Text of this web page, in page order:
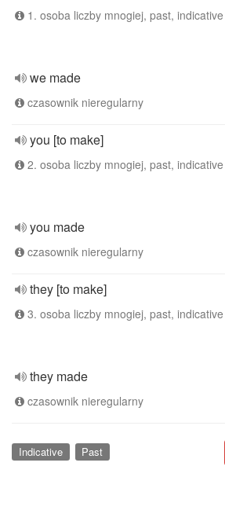
1. osoba liczby mnogiej, past, indicative
we made
czasownik nieregularny
you [to make]
2. osoba liczby mnogiej, past, indicative
you made
czasownik nieregularny
they [to make]
3. osoba liczby mnogiej, past, indicative
they made
czasownik nieregularny
Indicative Past